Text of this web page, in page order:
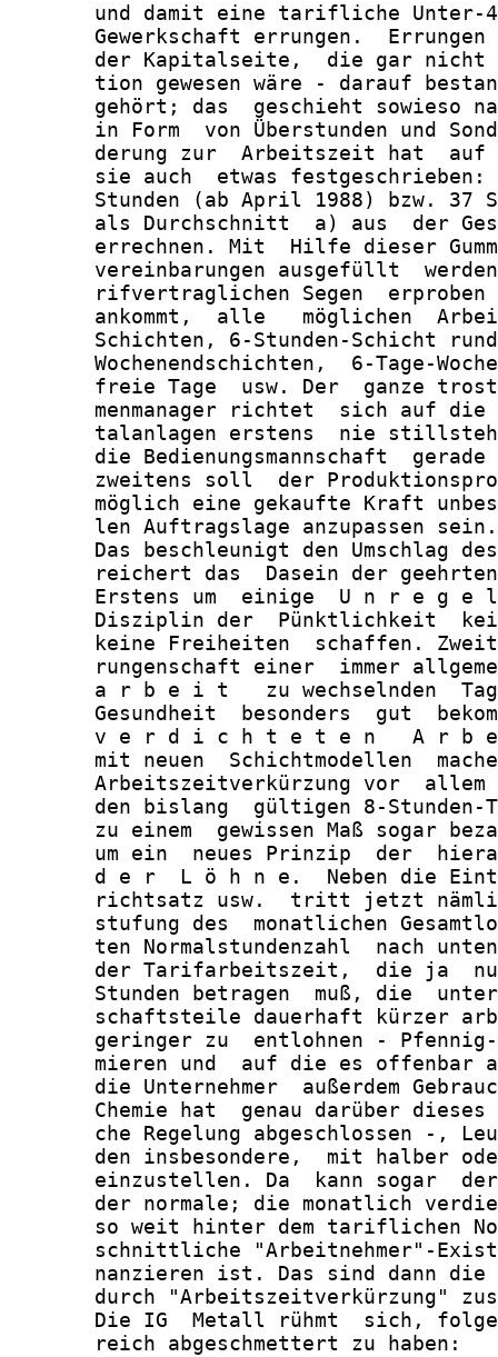
und damit eine tarifliche
Gewerkschaft errungen.
der Kapitalseite,  die gar
tion gewesen wäre - darauf
gehört; das  geschieht sowieso
in Form  von Überstunden und
derung zur  Arbeitszeit hat
sie auch  etwas
Stunden (ab April 1988) bzw. 37
als Durchschnitt  a) aus  der
errechnen. Mit  Hilfe dieser
vereinbarungen ausgefüllt
rifvertraglichen Segen
ankommt,  alle   möglichen
Schichten, 6-Stunden-Schicht
Wochenendschichten,  6-Tage-
freie Tage  usw. Der  ganze
menmanager richtet  sich auf
talanlagen erstens  nie
die Bedienungsmannschaft
zweitens soll  der
möglich eine gekaufte Kraft
       len Auftragslage anzupassen sein.
Das beschleunigt den Umschlag
reichert das  Dasein der
Erstens um  einige  U n r e g e
Disziplin der  Pünktlichkeit
keine Freiheiten  schaffen.
rungenschaft einer  immer
a r b e i t   zu wechselnden
Gesundheit  besonders  gut
v e r d i c h t e t e n   A r b
mit neuen  Schichtmodellen
Arbeitszeitverkürzung vor
den bislang  gültigen 8-
zu einem  gewissen Maß sogar
um ein  neues Prinzip  der
d e r  L ö h n e.  Neben die
richtsatz usw.  tritt jetzt
stufung des  monatlichen
ten Normalstundenzahl  nach
der Tarifarbeitszeit,  die ja
Stunden betragen  muß, die
schaftsteile dauerhaft kürzer
geringer zu  entlohnen -
mieren und  auf die es offenbar
die Unternehmer  außerdem
Chemie hat  genau darüber
che Regelung abgeschlossen -,
den insbesondere,  mit halber
einzustellen. Da  kann sogar
der normale; die monatlich
so weit hinter dem tariflichen
schnittliche "Arbeitnehmer"-
nanzieren ist. Das sind dann
durch "Arbeitszeitverkürzung"
Die IG  Metall rühmt  sich,
       reich abgeschmettert zu haben: